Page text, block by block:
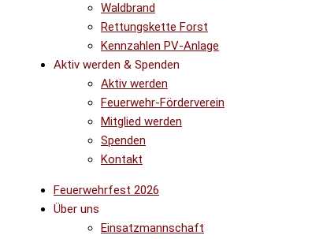
Waldbrand
Rettungskette Forst
Kennzahlen PV-Anlage
Aktiv werden & Spenden
Aktiv werden
Feuerwehr-Förderverein
Mitglied werden
Spenden
Kontakt
Feuerwehrfest 2026
Über uns
Einsatzmannschaft